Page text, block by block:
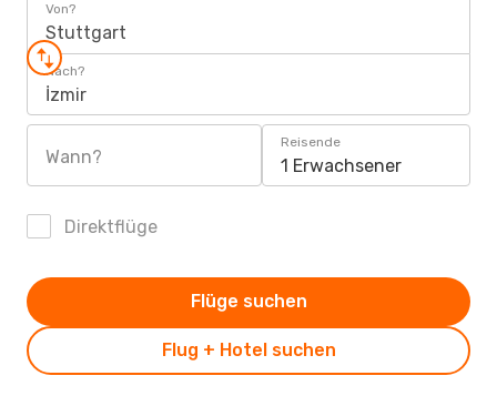
Von?
Stuttgart
Nach?
İzmir
Wann?
Reisende
1 Erwachsener
Direktflüge
Flug + Hotel suchen
Flüge suchen